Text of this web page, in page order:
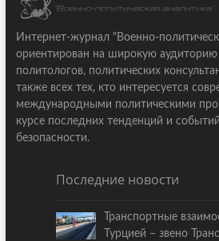
Интернет-журнал "Военно-
ориентирован на широкую аудиторию
политологов, политических
также всех тех, кто интересуется
международными политическими
курсе последних тенденций и
безопасности.
Последние новости
Транспортные
Турцией – звено